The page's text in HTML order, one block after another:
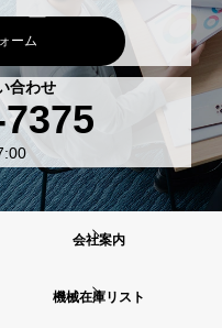
ーム
合わせ
会社案内
機械在庫リスト